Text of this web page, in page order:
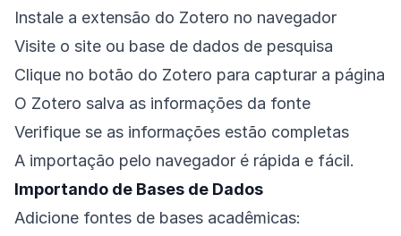
Instale a extensão do Zotero no navegador
Visite o site ou base de dados de pesquisa
Clique no botão do Zotero para capturar a página
O Zotero salva as informações da fonte
Verifique se as informações estão completas
A importação pelo navegador é rápida e fácil.
Importando de Bases de Dados
Adicione fontes de bases acadêmicas: